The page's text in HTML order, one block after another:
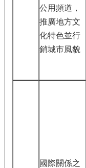
公用頻道，
推廣地方文
化特色並行
銷城市風貌
國際關係之